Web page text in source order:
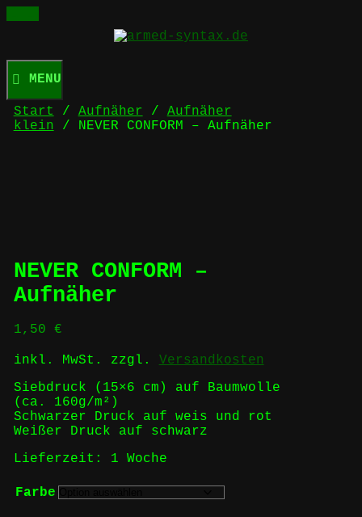
content
MENU
Start / Aufnäher / Aufnäher
klein / NEVER CONFORM – Aufnäher
NEVER CONFORM –
Aufnäher
1,50 €
inkl. MwSt. zzgl. Versandkosten
Siebdruck (15×6 cm) auf Baumwolle
(ca. 160g/m²)
Schwarzer Druck auf weis und rot
Weißer Druck auf schwarz
Lieferzeit: 1 Woche
Farbe